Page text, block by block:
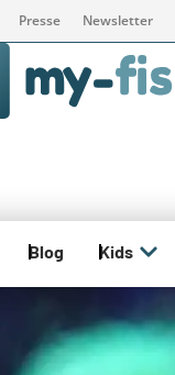
Presse Newsletter
Blog Kids